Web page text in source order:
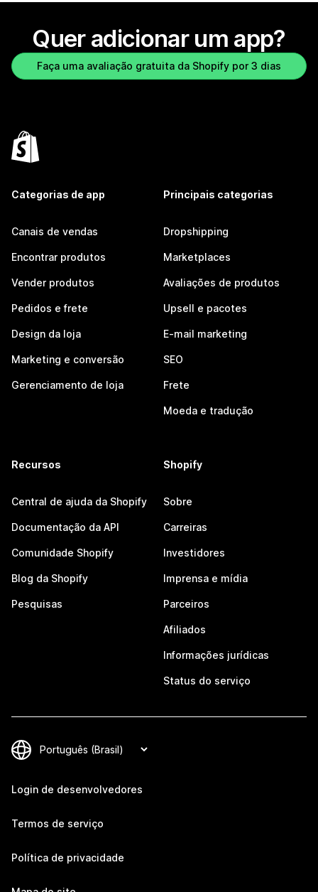
Quer adicionar um app?
Faça uma avaliação gratuita da Shopify por 3 dias
Categorias de app
Canais de vendas
Encontrar produtos
Vender produtos
Pedidos e frete
Design da loja
Marketing e conversão
Gerenciamento de loja
Principais categorias
Dropshipping
Marketplaces
Avaliações de produtos
Upsell e pacotes
E-mail marketing
SEO
Frete
Moeda e tradução
Recursos
Central de ajuda da Shopify
Documentação da API
Comunidade Shopify
Blog da Shopify
Pesquisas
Shopify
Sobre
Carreiras
Investidores
Imprensa e mídia
Parceiros
Afiliados
Informações jurídicas
Status do serviço
Login de desenvolvedores
Termos de serviço
Política de privacidade